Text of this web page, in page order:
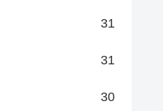
31
31
30